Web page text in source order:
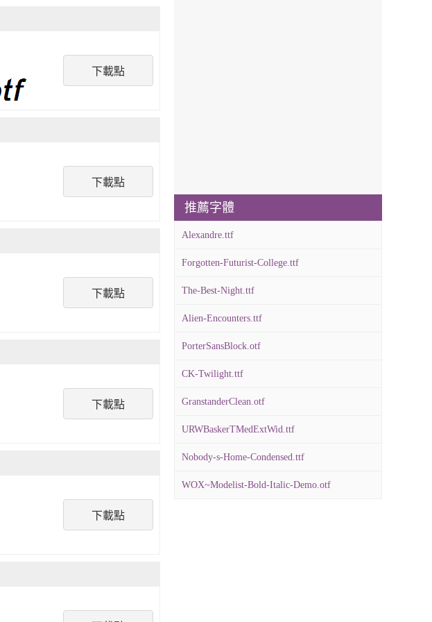
下載點
下載點
下載點
下載點
下載點
推薦字體
Alexandre.ttf
Forgotten-Futurist-College.ttf
The-Best-Night.ttf
Alien-Encounters.ttf
PorterSansBlock.otf
CK-Twilight.ttf
GranstanderClean.otf
URWBaskerTMedExtWid.ttf
Nobody-s-Home-Condensed.ttf
WOX~Modelist-Bold-Italic-Demo.otf